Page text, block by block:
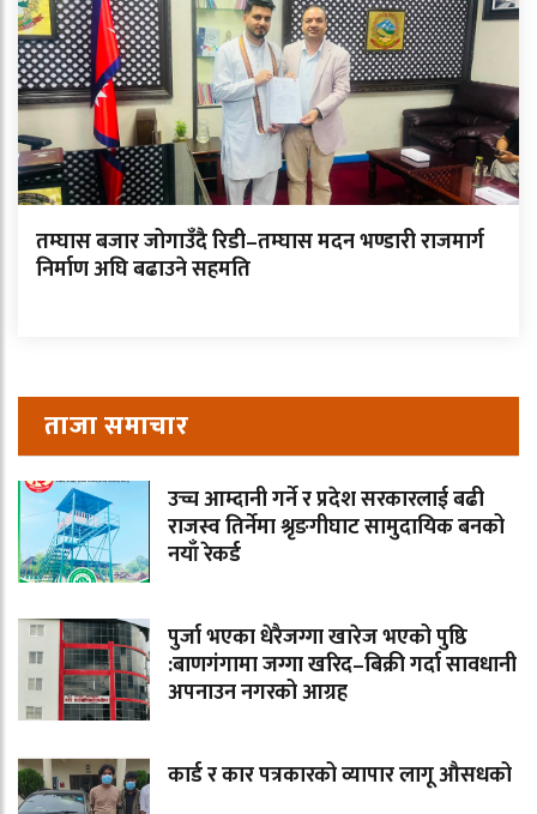
तम्घास बजार जोगाउँदै रिडी–तम्घास मदन भण्डारी राजमार्ग
निर्माण अघि बढाउने सहमति
ताजा समाचार
उच्च आम्दानी गर्ने र प्रदेश सरकारलाई बढी
राजस्व तिर्नेमा श्रृङगीघाट सामुदायिक बनको
नयाँ रेकर्ड
पुर्जा भएका धेरैजग्गा खारेज भएको पुष्ठि
:बाणगंगामा जग्गा खरिद–बिक्री गर्दा सावधानी
अपनाउन नगरको आग्रह
कार्ड र कार पत्रकारको व्यापार लागू औसधको